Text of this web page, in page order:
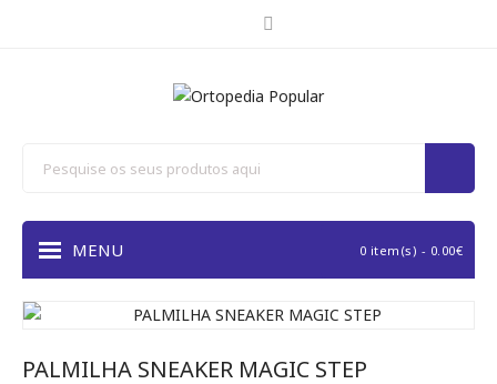
0 item(s) - 0.00€
MENU
PALMILHA SNEAKER MAGIC STEP